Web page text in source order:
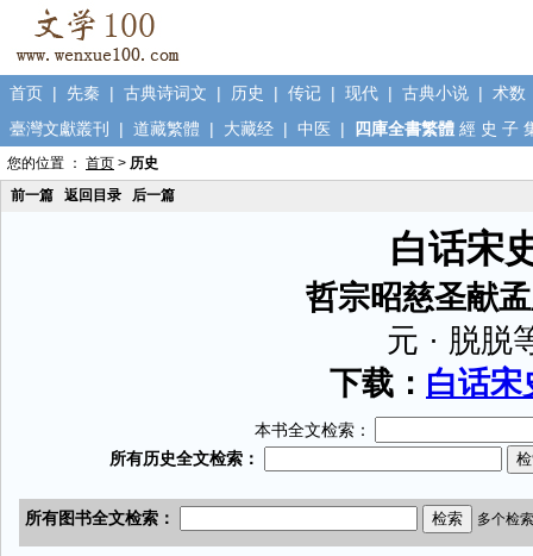
首页 | 先秦 | 古典诗词文 | 历史 | 传记 | 现代 | 古典小说 | 术数
臺灣文獻叢刊
| 道藏繁體 | 大藏经 | 中医 | 四庫全書繁體 經 史 子
您的位置 ： 首页 > 历史
前一篇
返回目录 后一篇
白话宋
哲宗昭慈圣献
元 · 脱脱
下载： 白话
本书全文检索：